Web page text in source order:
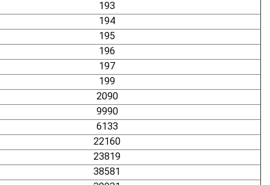
193
194
195
196
197
199
2090
9990
6133
22160
23819
38581